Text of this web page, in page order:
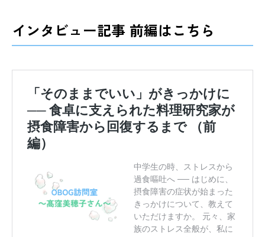
インタビュー記事 前編はこちら